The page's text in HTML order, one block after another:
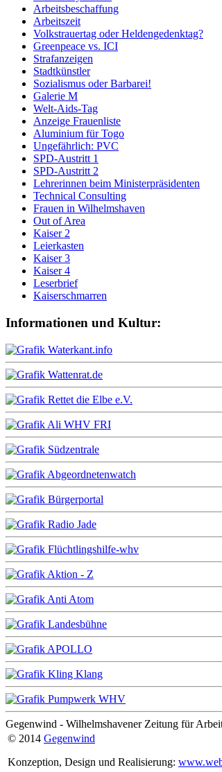
Arbeitsbeschaffung
Arbeitszeit
Volkstrauertag oder Heldengedenktag?
Greenpeace vs. ICI
Strafanzeigen
Stadtkünstler
Sozialismus oder Barbarei!
Galerie M
Welt-Aids-Tag
Anzeige Frauenliste
Aluminium für Togo
Ungefährlich: PVC
SPD-Austritt 1
SPD-Austritt 2
Lehrerinnen beim Ministerpräsidenten
Technical Consulting
Frauen in Wilhelmshaven
Out of Area
Kaiser 2
Leierkasten
Kaiser 3
Kaiser 4
Leserbrief
Kaiserschmarren
Informationen und Kultur:
Gegenwind - Wilhelmshavener Zeitung für
© 2014 Gegenwind
Konzeption, Design und Realisierung: